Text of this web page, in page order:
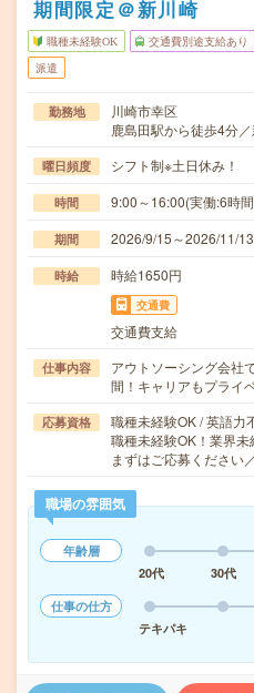
期間限定＠新川崎
職種未経験OK 交通費別途支給あり
派遣
勤務地
川崎市幸区
鹿島田駅から徒歩4分
曜日頻度 シフト制※土日休み！
時間 9:00～16:00(実働:6時
期間 2026/9/15～2026/11/
時給 時給1650円
交通費
交通費支給
仕事内容
アウトソーシング会社
間！キャリアもプライ
応募資格
職種未経験OK / 英語力
職種未経験OK！業界未
まずはご応募ください
職場の雰囲気
年齢層
20代
30代
仕事の仕方
テキパキ